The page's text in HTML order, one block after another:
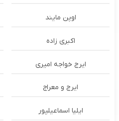
اوپن مایند
اکبری زاده
ایرج خواجه امیری
ایرج و معراج
ایلیا اسماعیلپور